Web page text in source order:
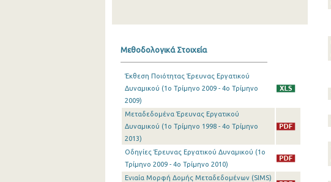
3o Τρίμηνο 2023
1o Τρίμηνο 2023
4o Τρίμηνο 2022
3o Τρίμηνο 2022
Μεθοδολογικά Στοιχεία
Έκθεση Ποιότητας Έρευνας Εργατικού
Δυναμικού (1o Τρίμηνο 2009 - 4o Τρίμηνο
2009)
Μεταδεδομένα Έρευνας Εργατικού
Δυναμικού (1o Τρίμηνο 1998 - 4o Τρίμηνο
2013)
Οδηγίες Έρευνας Εργατικού Δυναμικού (1o
Τρίμηνο 2009 - 4o Τρίμηνο 2010)
Ενιαία Μορφή Δομής Μεταδεδομένων (SIMS)